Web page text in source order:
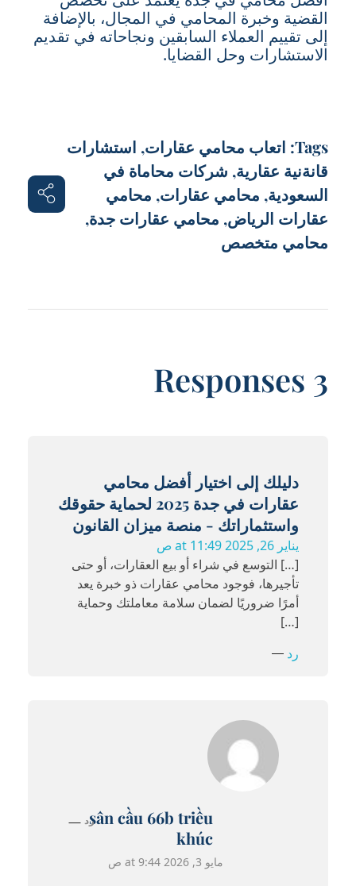
القضية وخبرة المحامي في المجال، بالإضافة
إلى تقييم العملاء السابقين ونجاحاته في تقديم
الاستشارات وحل القضايا.
Tags: اتعاب محامي عقارات, استشارات
قانةنية عقارية, شركات محاماة في
السعودية, محامي عقارات, محامي
عقارات الرياض, محامي عقارات جدة,
محامي متخصص
3 Responses
دليلك إلى اختيار أفضل محامي
عقارات في جدة 2025 لحماية حقوقك
واستثماراتك - منصة ميزان القانون
يناير 26, 2025 at 11:49 ص
[…] التوسع في شراء أو بيع العقارات، أو حتى
تأجيرها، فوجود محامي عقارات ذو خبرة يعد
أمرًا ضروريًا لضمان سلامة معاملتك وحماية
[…]
رد
sân cầu 66b triều
khúc
مايو 3, 2026 at 9:44 ص
رد